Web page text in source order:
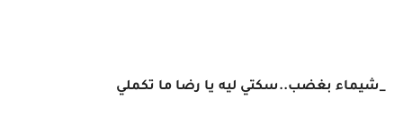
_شيماء بغضب..سكتي ليه يا رضا ما تكملي